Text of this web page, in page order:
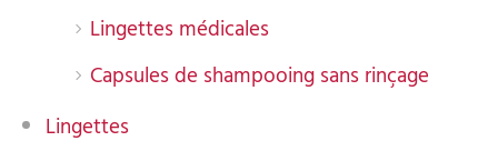
Lingettes médicales
Capsules de shampooing sans rinçage
Lingettes